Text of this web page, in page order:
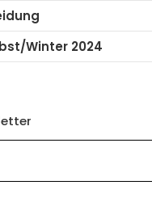
Winter 2024